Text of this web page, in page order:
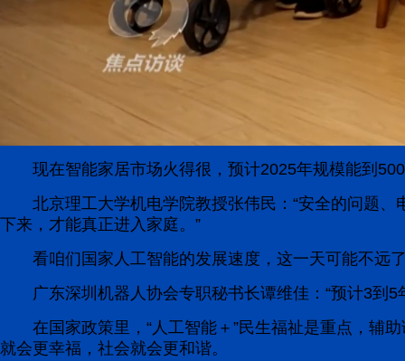
现在智能家居市场火得很，预计2025年规模能到
北京理工大学机电学院教授张伟民：“安全的问题
下来，才能真正进入家庭。”
看咱们国家人工智能的发展速度，这一天可能不远
广东深圳机器人协会专职秘书长谭维佳：“预计3到
在国家政策里，“人工智能＋”民生福祉是重点，辅
就会更幸福，社会就会更和谐。